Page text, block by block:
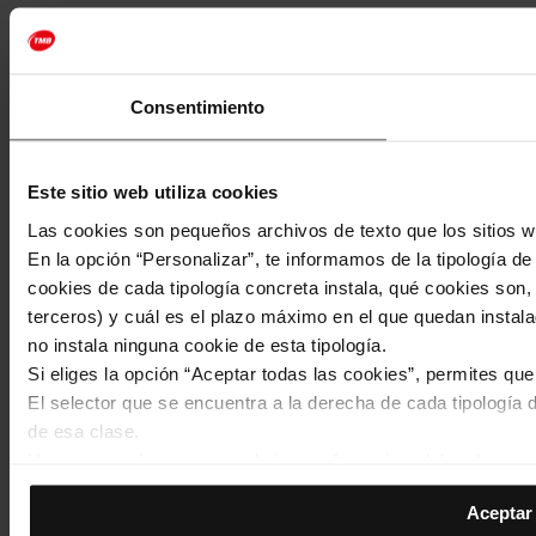
Consentimiento
Este sitio web utiliza cookies
Las cookies son pequeños archivos de texto que los sitios
En la opción “Personalizar”, te informamos de la tipología
cookies de cada tipología concreta instala, qué cookies
terceros) y cuál es el plazo máximo en el que quedan
no instala ninguna cookie de esta tipología.
Si eliges la opción “Aceptar todas las cookies”, permites
El selector que se encuentra a la derecha de cada
de esa clase.
de la tipología que hayas seleccionado previamente. Te
permiten recordar tus opciones de navegación (como el